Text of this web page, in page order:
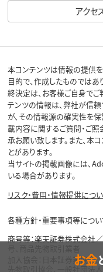
アクセ
本コンテンツは情報の提供
目的で、作成したものでは
終決定は、お客様ご自身でご
テンツの情報は、弊社が信
が、その情報源の確実性を
載内容に関するご質問・ご
承お願い致します。また、本
とがあります。
当サイトの掲載画像には、
いる場合があります。
リスク・費用・情報提供につ
各種方針・重要事項等につい
商号等：楽天証券株式会社
加入協会：日本証券業協会
先物取引協会、一般社団法
お金